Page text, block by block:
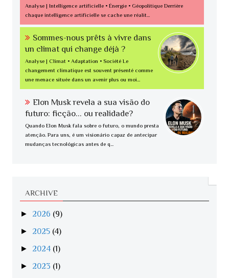
Analyse | Intelligence artificielle • Énergie • Géopolitique Derrière
chaque intelligence artificielle se cache une réalit...
Sommes-nous prêts à vivre dans
un climat qui change déjà ?
Analyse | Climat • Adaptation • Société Le
changement climatique est souvent présenté comme
une menace située dans un avenir plus ou moi...
Elon Musk revela a sua visão do
futuro: ficção... ou realidade?
Quando Elon Musk fala sobre o futuro, o mundo presta
atenção. Para uns, é um visionário capaz de antecipar
mudanças tecnológicas antes de q...
ARCHIVE
► 2026 (9)
► 2025 (4)
► 2024 (1)
► 2023 (1)